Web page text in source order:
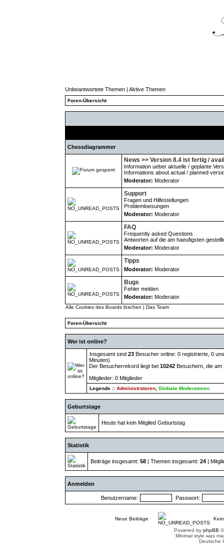
Unbeantwortete Themen | Aktive Themen
Foren-Übersicht
Chessdiagrammer
News >> Version 8.4 ist fertig /
Information ueber aktuelle / geplante
Informations about actual / planned
Moderator: Moderator
Support
Fragen und Hilfestellungen
Problemloesungen
Moderator: Moderator
FAQ
Frequently asked Questions
Antworten auf die am haeufigsten
Moderator: Moderator
Tipps
Moderator: Moderator
Bugs
Fehler melden
Moderator: Moderator
Alle Cookies des Boards löschen | Das Team
Foren-Übersicht
Wer ist online?
Insgesamt sind 23 Besucher online: 0 registrierte, 0
Minuten)
Der Besucherrekord liegt bei 10242 Besuchern, die am
Mitglieder: 0 Mitglieder
Legende :: Administratoren Globale Moderatoren
Geburtstage
Heute hat kein Mitglied Geburtstag
Statistik
Beiträge insgesamt: 58 | Themen insgesamt: 24 |
Anmelden
Benutzername: Passwort:
Neue Beiträge
Powered by phpBB
Minimal style was
Deutsche